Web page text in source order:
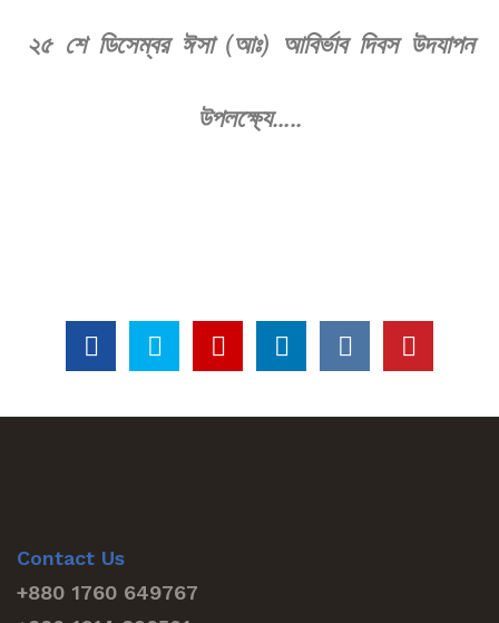
২৫ শে ডিসেম্বর ঈসা (আঃ) আবির্ভাব দিবস উদযাপন
উপলক্ষ্যে…..
Contact Us
+880 1760 649767